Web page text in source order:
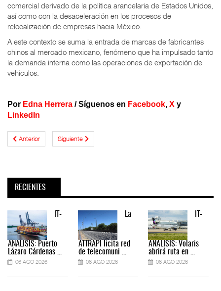
comercial derivado de la política arancelaria de Estados Unidos,
así como con la desaceleración en los procesos de
relocalización de empresas hacia México.
A este contexto se suma la entrada de marcas de fabricantes
chinos al mercado mexicano, fenómeno que ha impulsado tanto
la demanda interna como las operaciones de exportación de
vehículos.
Por Edna Herrera /Síguenos en Facebook, X y
LinkedIn
Anterior Siguiente
RECIENTES
IT-
ANÁLISIS: Puerto
Lázaro Cárdenas ...
06 AGO 2026
La
ATTRAPI licita red
de telecomuni ...
06 AGO 2026
IT-
ANÁLISIS: Volaris
abrirá ruta en ...
06 AGO 2026